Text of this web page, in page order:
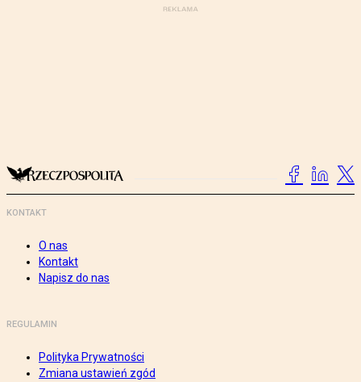
KONTAKT
O nas
Kontakt
Napisz do nas
REGULAMIN
Polityka Prywatności
Zmiana ustawień zgód